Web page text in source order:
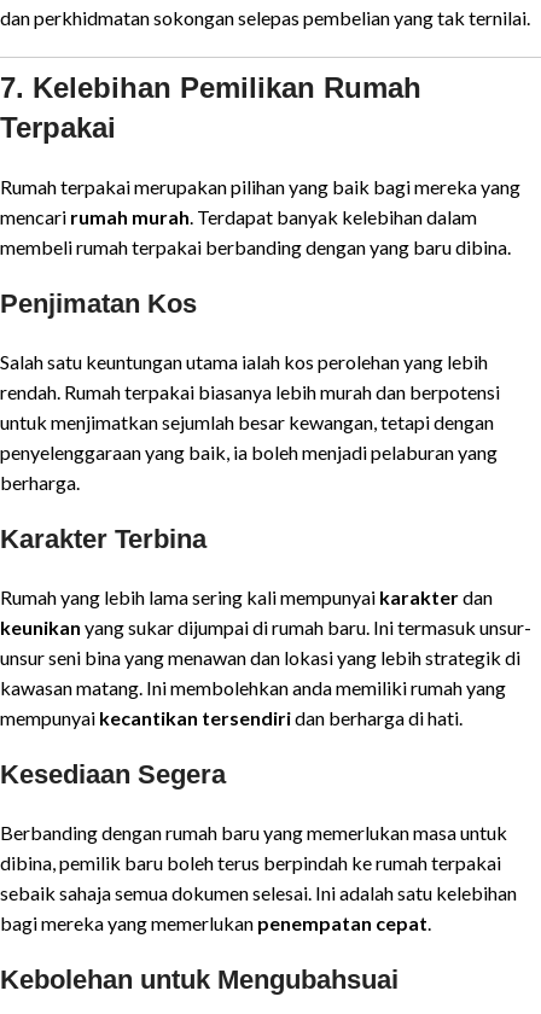
dan perkhidmatan sokongan selepas pembelian yang tak ternilai.
7. Kelebihan Pemilikan Rumah
Terpakai
Rumah terpakai merupakan pilihan yang baik bagi mereka yang
mencari rumah murah . Terdapat banyak kelebihan dalam
membeli rumah terpakai berbanding dengan yang baru dibina.
Penjimatan Kos
Salah satu keuntungan utama ialah kos perolehan yang lebih
rendah. Rumah terpakai biasanya lebih murah dan berpotensi
untuk menjimatkan sejumlah besar kewangan, tetapi dengan
penyelenggaraan yang baik, ia boleh menjadi pelaburan yang
berharga.
Karakter Terbina
Rumah yang lebih lama sering kali mempunyai karakterdan
keunikan yang sukar dijumpai di rumah baru. Ini termasuk unsur-
unsur seni bina yang menawan dan lokasi yang lebih strategik di
kawasan matang. Ini membolehkan anda memiliki rumah yang
mempunyai kecantikan tersendiridan berharga di hati.
Kesediaan Segera
Berbanding dengan rumah baru yang memerlukan masa untuk
dibina, pemilik baru boleh terus berpindah ke rumah terpakai
sebaik sahaja semua dokumen selesai. Ini adalah satu kelebihan
bagi mereka yang memerlukan penempatan cepat
Kebolehan untuk Mengubahsuai